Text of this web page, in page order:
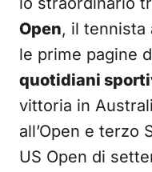
Open, il tennista
le prime pagine
quotidiani
vittoria in
all’Open e terzo
US Open di